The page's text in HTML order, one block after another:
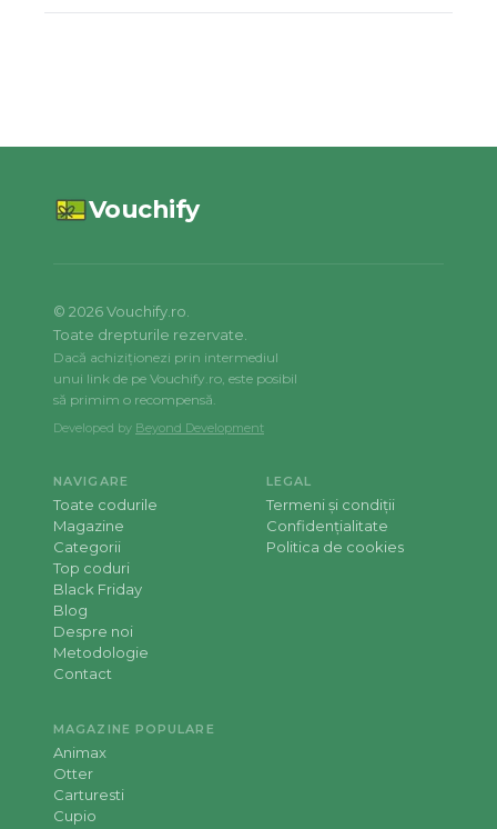
Vouchify
© 2026Vouchify.ro.
Toate drepturile rezervate.
Dacă achiziționezi prin intermediul
unui link de pe Vouchify.ro, este posibil
să primim o recompensă.
Developed by Beyond Development
NAVIGARE
Toate codurile
Magazine
Categorii
Top coduri
Black Friday
Blog
Despre noi
Metodologie
Contact
LEGAL
Termeni și condiții
Confidențialitate
Politica de cookies
MAGAZINE POPULARE
Animax
Otter
Carturesti
Cupio